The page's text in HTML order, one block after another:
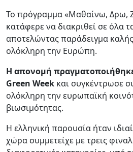
Το πρόγραμμα «Μαθαίνω, Δρω,
κατάφερε να διακριθεί σε όλα
αποτελώντας παράδειγμα
ολόκληρη την Ευρώπη.
Η απονομή
Green Week και συγκέντρωσε
ολόκληρη την ευρωπαϊκή
βιωσιμότητας.
Η ελληνική παρουσία ήταν
χώρα συμμετείχε με τρεις